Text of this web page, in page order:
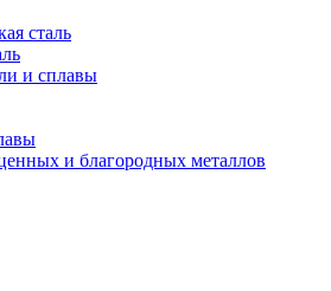
сталь
и сплавы
и благородных металлов